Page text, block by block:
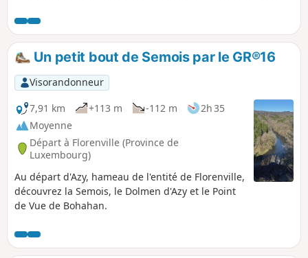
revêtements variés entre routes, chemins agricoles et
forestiers. Attention : la difficulté est conséquente avec ces
belles côtes qui jalonnent le parcours.
Un petit bout de Semois par le GR®16
Visorandonneur
7,91 km
+113 m -112 m
2h 35
Moyenne
Départ à Florenville (Province de
Luxembourg)
Au départ d'Azy, hameau de l'entité de Florenville,
découvrez la Semois, le Dolmen d'Azy et le Point
de Vue de Bohahan.